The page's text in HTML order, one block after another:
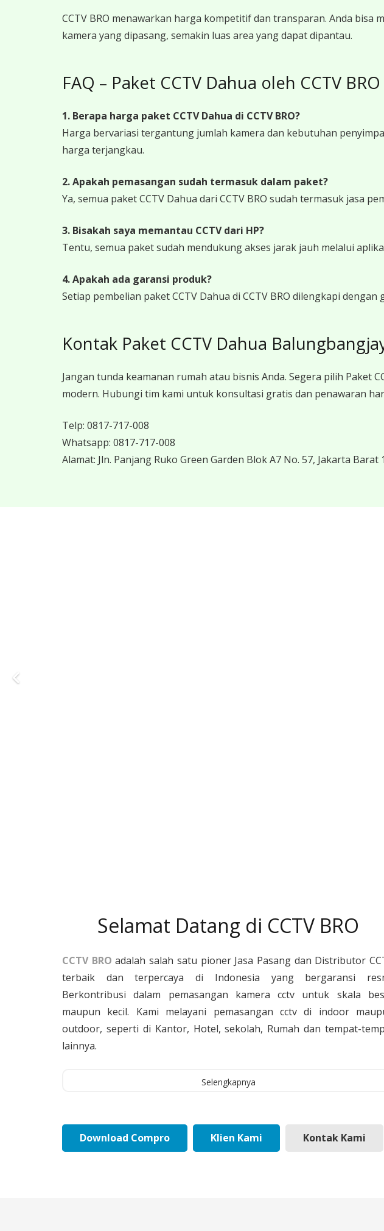
CCTV BRO menawarkan harga kompetitif dan transparan. Anda
kamera yang dipasang, semakin luas area yang dapat dipantau.
FAQ – Paket CCTV Dahua oleh CCTV BRO
1. Berapa harga paket CCTV Dahua di CCTV BRO?
Harga bervariasi tergantung jumlah kamera dan kebutuhan
harga terjangkau.
2. Apakah pemasangan sudah termasuk dalam paket?
Ya, semua paket CCTV Dahua dari CCTV BRO sudah termasuk jasa
3. Bisakah saya memantau CCTV dari HP?
Tentu, semua paket sudah mendukung akses jarak jauh melalui
4. Apakah ada garansi produk?
Setiap pembelian paket CCTV Dahua di CCTV BRO dilengkapi dengan
Kontak Paket CCTV Dahua
Jangan tunda keamanan rumah atau bisnis Anda. Segera pilih Paket
modern. Hubungi tim kami untuk konsultasi gratis dan penawaran
Telp: 0817-717-008
Whatsapp: 0817-717-008
Alamat: Jln. Panjang Ruko Green Garden Blok A7 No. 57, Jakarta Barat
Selamat Datang di CCTV BRO
CCTV BRO adalah salah satu pioner Jasa Pasang dan Distributor
terbaik dan terpercaya di Indonesia yang bergaransi
Berkontribusi dalam pemasangan kamera cctv untuk skala
maupun kecil. Kami melayani pemasangan cctv di indoor
outdoor, seperti di Kantor, Hotel, sekolah, Rumah dan tempat-
lainnya.
Selengkapnya
Download Compro Klien Kami Kontak Kami